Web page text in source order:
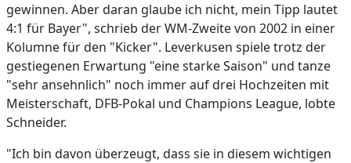
gewinnen. Aber daran glaube ich nicht, mein Tipp lautet
4:1 für Bayer", schrieb der WM-Zweite von 2002 in einer
Kolumne für den "Kicker". Leverkusen spiele trotz der
gestiegenen Erwartung "eine starke Saison" und tanze
"sehr ansehnlich" noch immer auf drei Hochzeiten mit
Meisterschaft, DFB-Pokal und Champions League, lobte
Schneider.
"Ich bin davon überzeugt, dass sie in diesem wichtigen